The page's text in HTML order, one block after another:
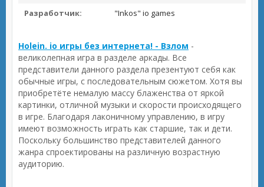
Разработчик:
"Inkos" io games
Holein. io игры без интернета! - Взлом -
великолепная игра в разделе аркады. Все
представители данного раздела презентуют себя как
обычные игры, с последовательным сюжетом. Хотя вы
приобретёте немалую массу блаженства от яркой
картинки, отличной музыки и скорости происходящего
в игре. Благодаря лаконичному управлению, в игру
имеют возможность играть как старшие, так и дети.
Поскольку большинство представителей данного
жанра спроектированы на различную возрастную
аудиторию.